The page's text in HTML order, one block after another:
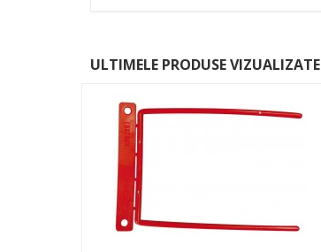
ULTIMELE PRODUSE VIZUALIZATE